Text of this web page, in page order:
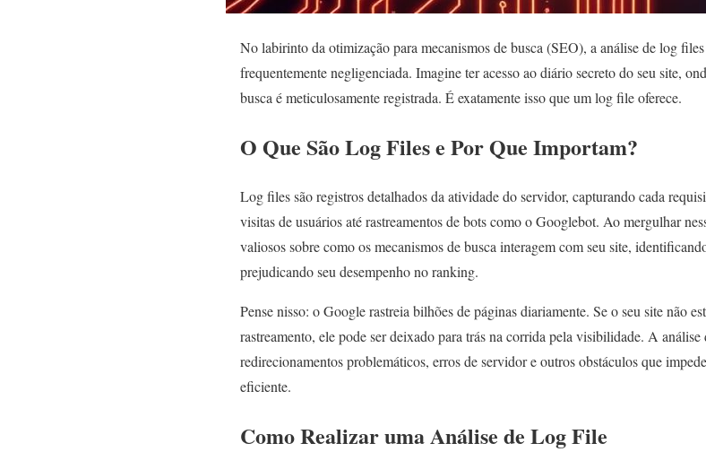
No labirinto da otimização para mecanismos de busca (SEO), a análise de log
frequentemente negligenciada. Imagine ter acesso ao diário secreto do seu site,
busca é meticulosamente registrada. É exatamente isso que um log file oferece.
O Que São Log Files e Por Que Importam?
Log files são registros detalhados da atividade do servidor, capturando cada
visitas de usuários até rastreamentos de bots como o Googlebot. Ao mergulhar
valiosos sobre como os mecanismos de busca interagem com seu site,
prejudicando seu desempenho no ranking.
Pense nisso: o Google rastreia bilhões de páginas diariamente. Se o seu site não
rastreamento, ele pode ser deixado para trás na corrida pela visibilidade. A
redirecionamentos problemáticos, erros de servidor e outros obstáculos que
eficiente.
Como Realizar uma Análise de Log File